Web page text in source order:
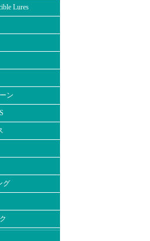
Lures
ン
グ